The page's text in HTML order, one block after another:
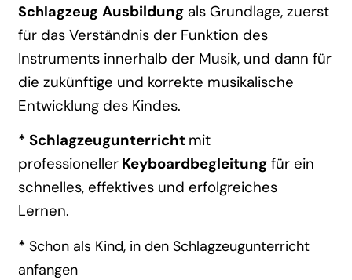
Schlagzeug Ausbildung als Grundlage, zuerst
für das Verständnis der Funktion des
Instruments innerhalb der Musik, und dann für
die zukünftige und korrekte musikalische
Entwicklung des Kindes.
* Schlagzeugunterricht mit
professioneller Keyboardbegleitung für ein
schnelles, effektives und erfolgreiches
Lernen.
* Schon als Kind, in den Schlagzeugunterricht
anfangen